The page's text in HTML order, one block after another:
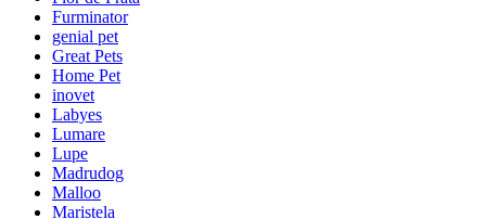
Furminator
genial pet
Great Pets
Home Pet
inovet
Labyes
Lumare
Lupe
Madrudog
Malloo
Maristela